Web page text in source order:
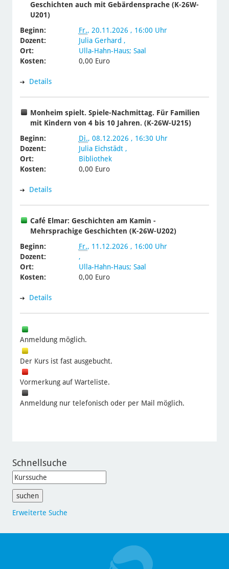
Geschichten auch mit Gebärdensprache (K-26W-
U201)
Beginn:
Fr., 20.11.2026 , 16:00 Uhr
Dozent:
Julia Gerhard ,
Ort:
Ulla-Hahn-Haus; Saal
Kosten:
0,00 Euro
Details
Monheim spielt. Spiele-Nachmittag. Für Familien
mit Kindern von 4 bis 10 Jahren. (K-26W-U215)
Beginn:
Di., 08.12.2026 , 16:30 Uhr
Dozent:
Julia Eichstädt ,
Ort:
Bibliothek
Kosten:
0,00 Euro
Details
Café Elmar: Geschichten am Kamin -
Mehrsprachige Geschichten (K-26W-U202)
Beginn:
Fr., 11.12.2026 , 16:00 Uhr
Dozent:
,
Ort:
Ulla-Hahn-Haus; Saal
Kosten:
0,00 Euro
Details
Anmeldung möglich.
Der Kurs ist fast ausgebucht.
Vormerkung auf Warteliste.
Anmeldung nur telefonisch oder per Mail möglich.
Schnellsuche
Erweiterte Suche